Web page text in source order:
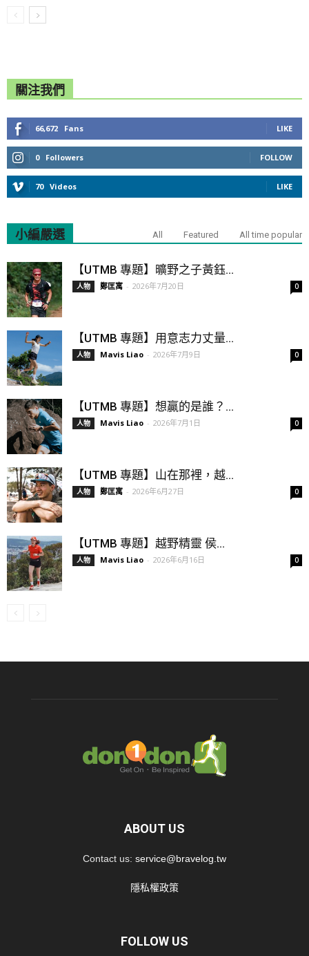
關注我們
66,672 Fans LIKE
0 Followers FOLLOW
70 Videos LIKE
小編嚴選 All Featured All time popular
【UTMB 專題】曠野之子黃鈺...
人物 鄭匡寓 - 2026年7月20日 0
【UTMB 專題】用意志力丈量...
人物 Mavis Liao - 2026年7月9日 0
【UTMB 專題】想贏的是誰？...
人物 Mavis Liao - 2026年7月1日 0
【UTMB 專題】山在那裡，越...
人物 鄭匡寓 - 2026年6月27日 0
【UTMB 專題】越野精靈 侯...
人物 Mavis Liao - 2026年6月16日 0
ABOUT US
Contact us: service@bravelog.tw
隱私權政策
FOLLOW US